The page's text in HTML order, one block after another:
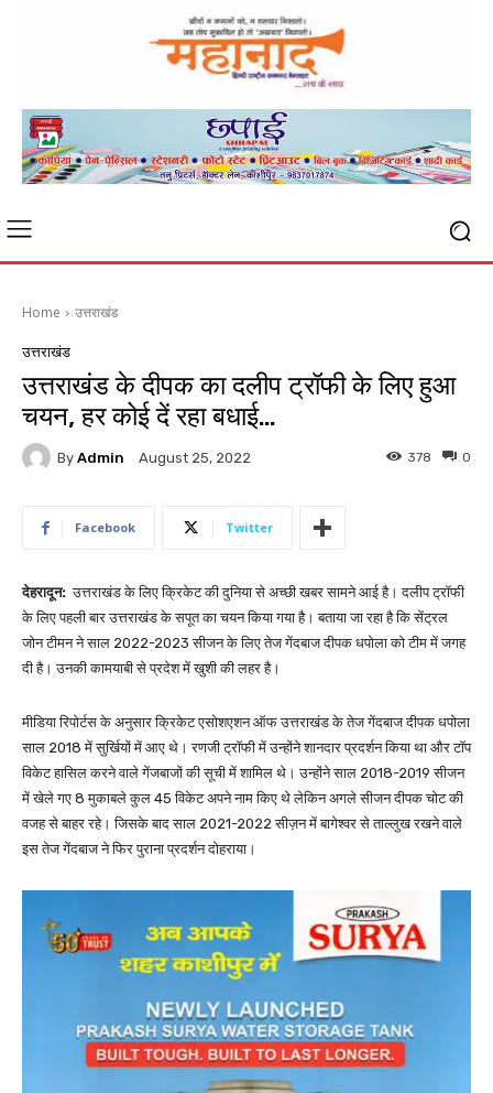
Home उत्तराखंड
उत्तराखंड
उत्तराखंड के दीपक का दलीप ट्रॉफी के लिए हुआ
चयन, हर कोई दें रहा बधाई…
By Admin August 25, 2022 0
378
Facebook Twitter
देहरादून: उत्तराखंड के लिए क्रिकेट की दुनिया से अच्छी खबर सामने आई है। दलीप ट्रॉफी
के लिए पहली बार उत्तराखंड के सपूत का चयन किया गया है। बताया जा रहा है कि सेंट्रल
जोन टीमन ने साल 2022-2023 सीजन के लिए तेज गेंदबाज दीपक धपोला को टीम में जगह
दी है। उनकी कामयाबी से प्रदेश में खुशी की लहर है।
मीडिया रिपोर्टस के अनुसार क्रिकेट एसोशएशन ऑफ उत्तराखंड के तेज गेंदबाज दीपक धपोला
साल 2018 में सुर्खियों में आए थे। रणजी ट्रॉफी में उन्होंने शानदार प्रदर्शन किया था और टॉप
विकेट हासिल करने वाले गेंजबाजों की सूची में शामिल थे। उन्होंने साल 2018-2019 सीजन
में खेले गए 8 मुकाबले कुल 45 विकेट अपने नाम किए थे लेकिन अगले सीजन दीपक चोट की
वजह से बाहर रहे। जिसके बाद साल 2021-2022 सीज़न में बागेश्वर से ताल्लुख रखने वाले
इस तेज गेंदबाज ने फिर पुराना प्रदर्शन दोहराया।